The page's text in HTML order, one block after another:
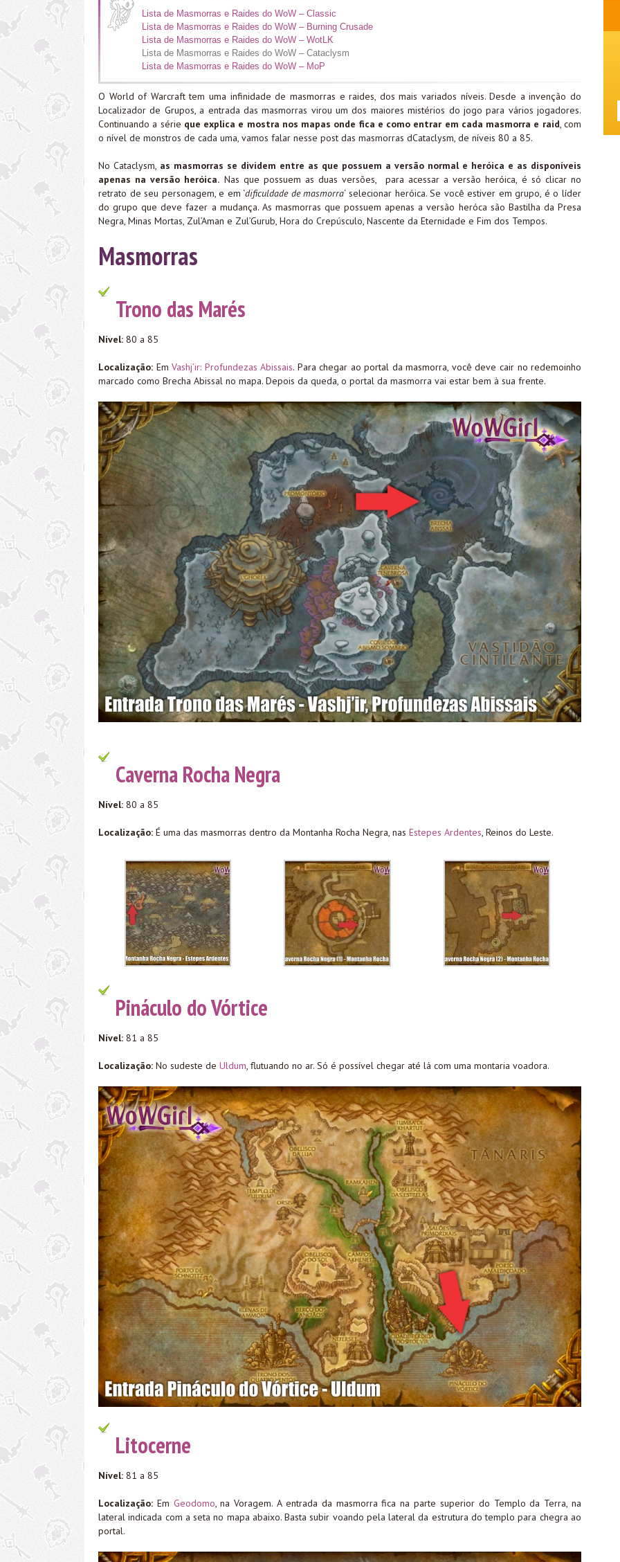
Lista de Masmorras e Raides do WoW – Classic
Lista de Masmorras e Raides do WoW – Burning Crusade
Lista de Masmorras e Raides do WoW – WotLK
Lista de Masmorras e Raides do WoW – Cataclysm
Lista de Masmorras e Raides do WoW – MoP
O World of Warcraft tem uma infinidade de masmorras e raides, dos mais variados níveis. Desde a invenção do
Localizador de Grupos, a entrada das masmorras virou um dos maiores mistérios do jogo para vários jogadores.
Continuando a série que explica e mostra nos mapas onde fica e como entrar em cada masmorra e raid, com
o nível de monstros de cada uma, vamos falar nesse post das masmorras dCataclysm, de níveis 80 a 85.
No Cataclysm, as masmorras se dividem entre as que possuem a versão normal e heróica e as disponíveis
apenas na versão heróica. Nas que possuem as duas versões, para acessar a versão heróica, é só clicar no
retrato de seu personagem, e em ‘dificuldade de masmorra‘ selecionar heróica. Se você estiver em grupo, é o líder
do grupo que deve fazer a mudança. As masmorras que possuem apenas a versão heróca são Bastilha da Presa
Negra, Minas Mortas, Zul’Aman e Zul’Gurub, Hora do Crepúsculo, Nascente da Eternidade e Fim dos Tempos.
Masmorras
Trono das Marés
Nível: 80 a 85
Localização: EmVashj’ir: Profundezas Abissais. Para chegar ao portal da masmorra, você deve cair no redemoinho
marcado como Brecha Abissal no mapa. Depois da queda, o portal da masmorra vai estar bem à sua frente.
Caverna Rocha Negra
Nível: 80 a 85
Localização: É uma das masmorras dentro da Montanha Rocha Negra, nas Estepes Ardentes , Reinos do Leste.
Pináculo do Vórtice
Nível: 81 a 85
Localização: No sudeste de Uldum, flutuando no ar. Só é possível chegar até lá com uma montaria voadora.
Litocerne
Nível: 81 a 85
Localização: Em Geodomo , na Voragem. A entrada da masmorra fica na parte superior do Templo da Terra, na
lateral indicada com a seta no mapa abaixo. Basta subir voando pela lateral da estrutura do templo para chegra ao
portal.